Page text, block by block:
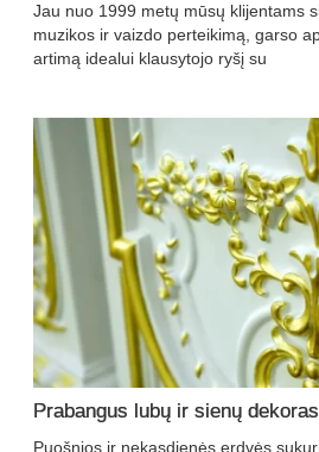
Jau nuo 1999 metų mūsų klijentams
muzikos ir vaizdo perteikimą, garso
artimą idealui klausytojo ryšį su
Prabangus lubų ir sienų
Puošnios ir nekasdienės erdvės